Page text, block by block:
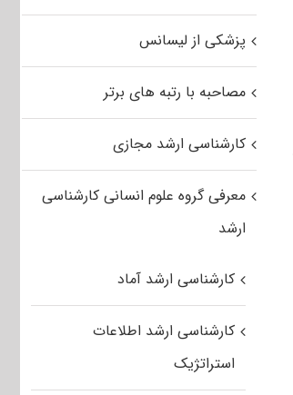
پزشکی از لیسانس
مصاحبه با رتبه های برتر
کارشناسی ارشد مجازی
معرفی گروه علوم انسانی کارشناسی
ارشد
کارشناسی ارشد آماد
کارشناسی ارشد اطلاعات
استراتژیک